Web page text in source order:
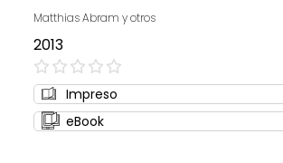
Matthias Abram y otros
2013
0%
Impreso
eBook